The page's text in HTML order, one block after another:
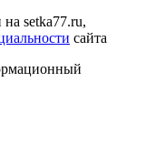
setka77.ru,
сайта